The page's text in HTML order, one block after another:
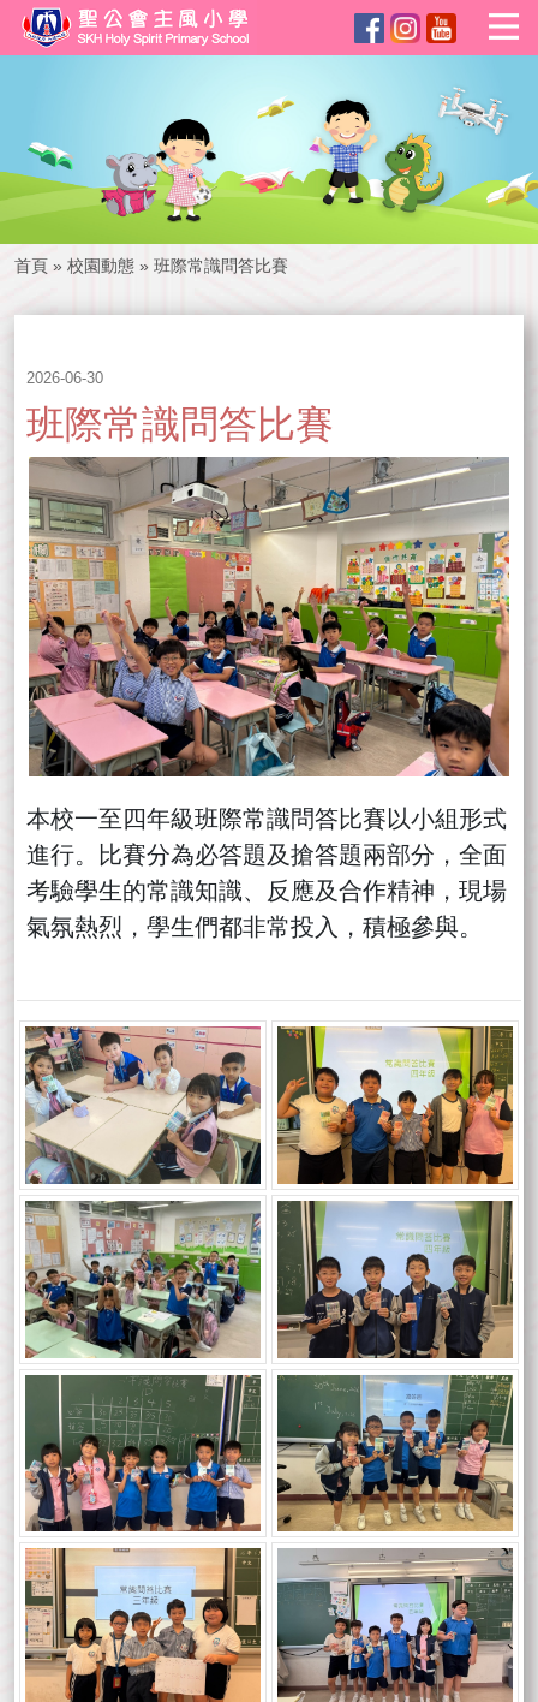
首頁 » 校園動態 » 班際常識問答比賽
2026-06-30
班際常識問答比賽
本校一至四年級班際常識問答比賽以小組形式
進行。比賽分為必答題及搶答題兩部分，全面
考驗學生的常識知識、反應及合作精神，現場
氣氛熱烈，學生們都非常投入，積極參與。